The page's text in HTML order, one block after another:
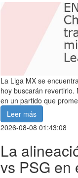
La Liga MX se
hoy buscarán revertirlo.
en un partido que
Leer más
2026-08-08 01:43:08
La
vs PSG en